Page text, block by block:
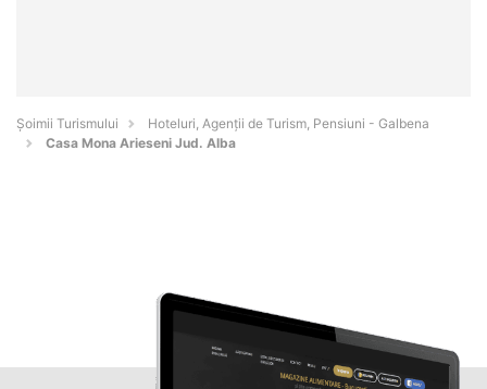
Șoimii Turismului
Hoteluri, Agenții de Turism, Pensiuni - Galbena
Casa Mona Arieseni Jud. Alba